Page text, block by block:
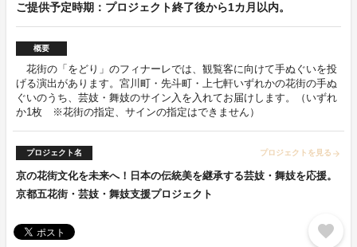
ご提供予定時期：プロジェクト終了後から1カ月以内。
概要
花街の「をどり」のフィナーレでは、観覧客に向けて手ぬぐいを投
げる演出があります。宮川町・先斗町・上七軒いずれかの花街の手ぬ
ぐいのうち、芸妓・舞妓のサイン入を入れてお届けします。（いずれ
か1枚 ※花街の指定、サインの指定はできません）
プロジェクト名 プロジェクトを見る arrow_forward
京の花街文化を未来へ！日本の伝統美を継承する芸妓・舞妓を応援。
京都五花街・芸妓・舞妓支援プロジェクト
favorite